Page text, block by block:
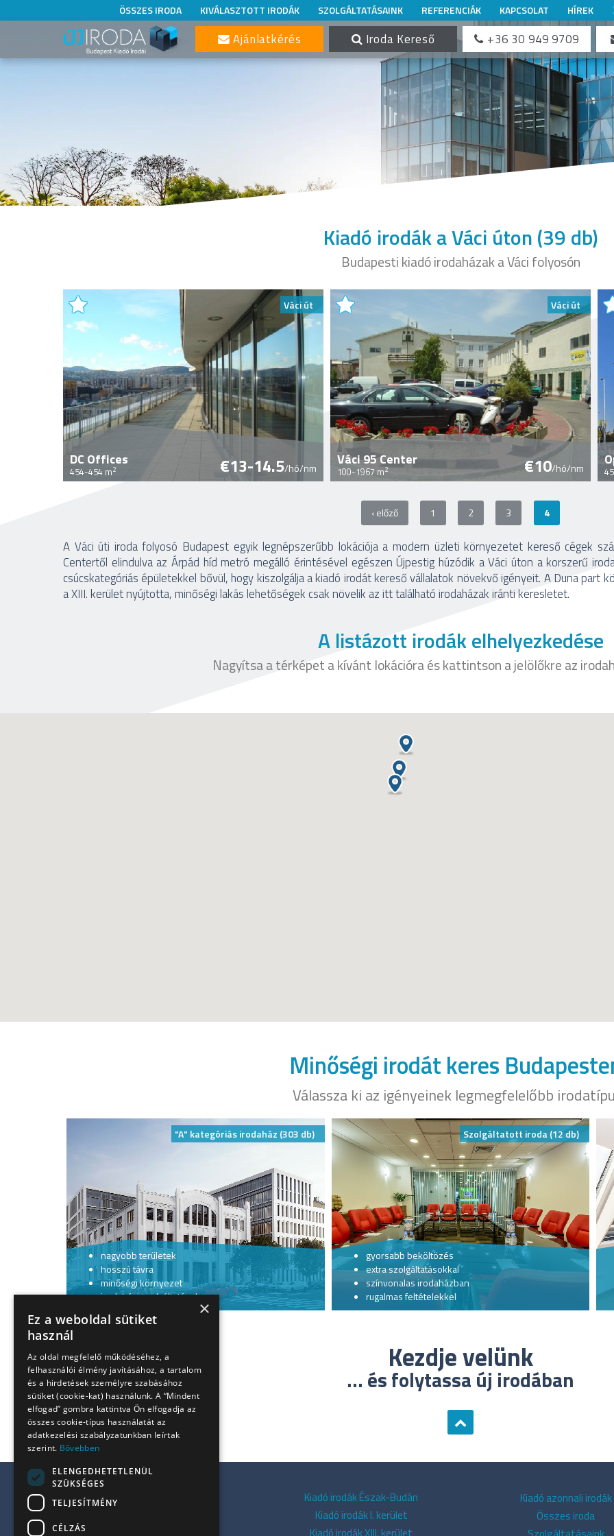
ÖSSZES IRODA KIVÁLASZTOTT IRODÁK SZOLGÁLTATÁSAINK REFERENCIÁK KAPCSOLAT HÍREK
Ajánlatkérés Iroda Kereső +36 30 949 9709
Kiadó irodák a Váci úton(39 db)
Budapesti kiadó irodaházak a Váci folyosón
Váci út
DC Offices
454-454 m2 €13-14.5/hó/nm
Váci út
Váci 95 Center
100-1967 m2 €10/hó/nm
‹ előző 1 2 3 4
A Váci úti iroda folyosó Budapest egyik legnépszerűbb lokációja a modern üzleti környezetet kereső cégek
Centertől elindulva az Árpád híd metró megálló érintésével egészen Újpestig húzódik a Váci úton a korszerű
csúcskategóriás épületekkel bővül, hogy kiszolgálja a kiadó irodát kereső vállalatok növekvő igényeit. A Duna part
a XIII. kerület nyújtotta, minőségi lakás lehetőségek csak növelik az itt található irodaházak iránti keresletet.
A listázott irodák elhelyezkedése
Nagyítsa a térképet a kívánt lokációra és kattintson a jelölőkre az
Minőségi irodát keres
Válassza ki az igényeinek legmegfelelőbb
"A" kategóriás irodaház (303 db)
nagyobb területek
hosszú távra
minőségi környezet
irodaházi szolgáltatások
Szolgáltatott iroda (12 db)
gyorsabb beköltözés
extra szolgáltatásokkal
színvonalas irodaházban
rugalmas feltételekkel
Kezdje velünk
... és folytassa új irodában
Kiadó irodák a Váci úton
Kiadó irodák Észak-Budán
Kiadó irodák I. kerület
Kiadó irodák XIII. kerület
Kiadó azonnali irodák
Összes iroda
×
Ez a weboldal sütiket
használ
Az oldal megfelelő működéséhez, a
felhasználói élmény javításához, a tartalom
és a hirdetések személyre szabásához
sütiket (cookie-kat) használunk. A “Mindent
elfogad” gombra kattintva Ön elfogadja az
összes cookie-típus használatát az
adatkezelési szabályzatunkban leírtak
szerint. Bővebben
ELENGEDHETETLENÜL
SZÜKSÉGES
TELJESÍTMÉNY
CÉLZÁS